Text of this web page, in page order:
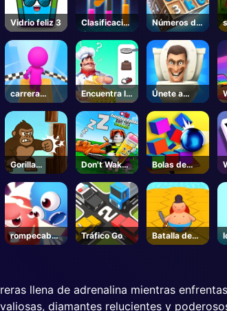
Vidrio feliz 3
Clasificación
líquida
Números de
Puzzle
carrera
otoño 3d
Encuentra la
Conexión
Únete a
Skibidi
Clash 3D
Gorilla
grumpy
Don't Wake
the
Brainrots! -
Roblox
Bolas de
cañón
rompecabez
as Snack
Tráfico Go
Batalla de
sumo
llena de adrenalina mientras
diamantes relucientes y